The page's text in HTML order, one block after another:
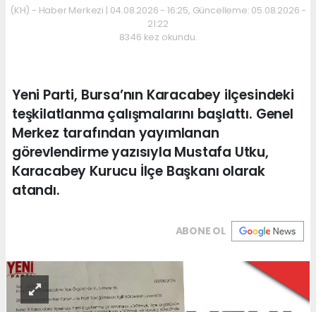
(KH) - Haber Merkezi | 04.08.2026 - 16:25, Güncelleme: 05.08.2026 -
21:22
8346 kez okundu.
Yeni Parti, Bursa’nın Karacabey ilçesindeki
teşkilatlanma çalışmalarını başlattı. Genel
Merkez tarafından yayımlanan
görevlendirme yazısıyla Mustafa Utku,
Karacabey Kurucu İlçe Başkanı olarak
atandı.
ABONE OL